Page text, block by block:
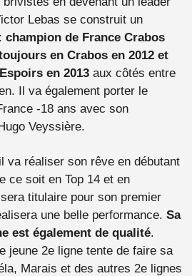
Lebas se construit un
champion de France Crabos
en Crabos en 2012 et
en 2013 aux côtés entre
Il va également porter le
-18 ans avec son
Veyssière.
va réaliser son rêve en débutant
ce soit en Top 14 et en
titulaire pour son premier
une belle performance. Sa
est également de qualité.
jeune 2e ligne tente de faire sa
Marais et des autres 2e lignes